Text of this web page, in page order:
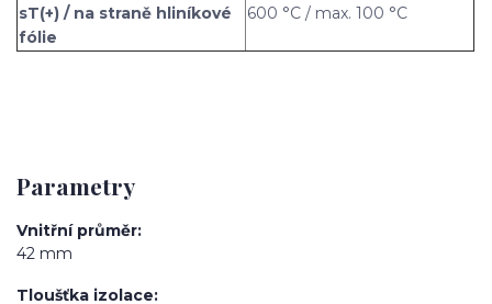
sT(+) / na straně hliníkové
fólie
600 °C / max. 100 °C
Parametry
Vnitřní průměr
42 mm
Tloušťka izolace